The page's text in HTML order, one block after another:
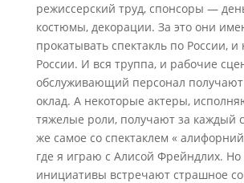
режиссерский труд, спонсоры —
костюмы, декорации. За это они
прокатывать спектакль по России, и
России. И вся труппа, и рабочие
обслуживающий персонал
оклад. А некоторые актеры,
тяжелые роли, получают за каждый
же самое со спектаклем «
где я играю с Алисой Фрейндлих. Но
инициативы встречают страшное